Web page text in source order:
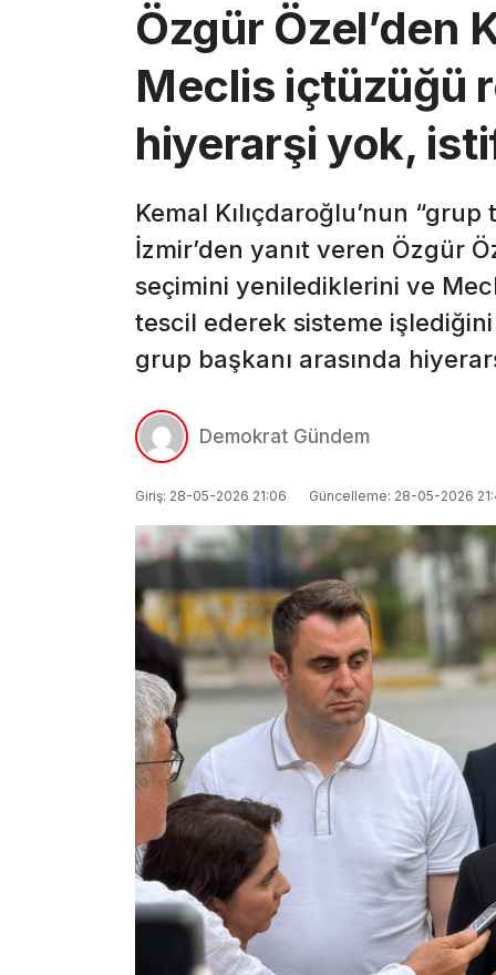
Özgür Özel’den
Meclis içtüzüğü
hiyerarşi yok,
Kemal Kılıçdaroğlu’nun
İzmir’den yanıt veren Özgür
seçimini yenilediklerini ve
tescil ederek sisteme işlediğini
grup başkanı arasında
Demokrat Gündem
Giriş: 28-05-2026 21:06 Güncelleme: 28-05-2026